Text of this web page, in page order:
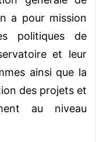
a pour mission
politiques de
et leur
ainsi que la
des projets et
au niveau